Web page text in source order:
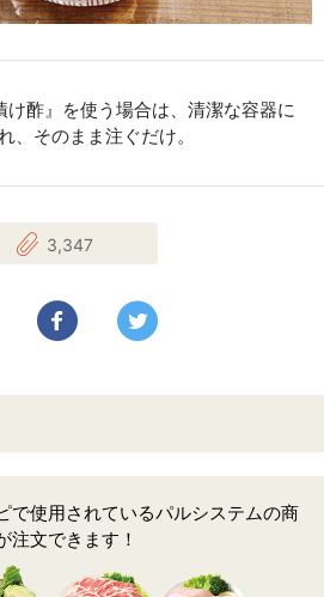
酢』を使う場合は、清潔な容器に
、そのまま注ぐだけ。
3,347
LINEで送る Facebookでシェアする
で使用されているパルシステムの商
注文できます！